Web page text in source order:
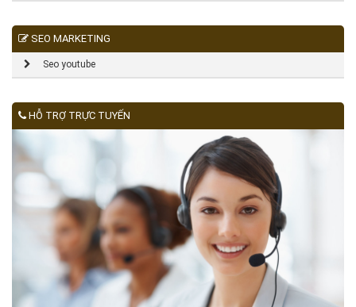
SEO MARKETING
Seo youtube
HỖ TRỢ TRỰC TUYẾN